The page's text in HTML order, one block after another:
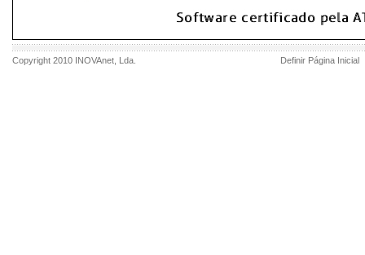
Copyright 2010 INOVAnet , Lda. Definir Página Inicial